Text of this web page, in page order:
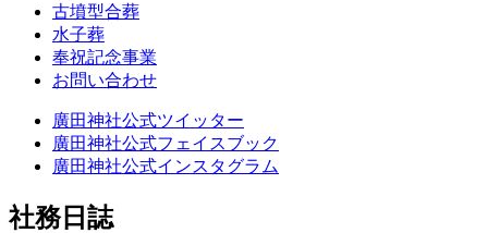
古墳型合葬
水子葬
奉祝記念事業
お問い合わせ
廣田神社公式ツイッター
廣田神社公式フェイスブック
廣田神社公式インスタグラム
社務日誌